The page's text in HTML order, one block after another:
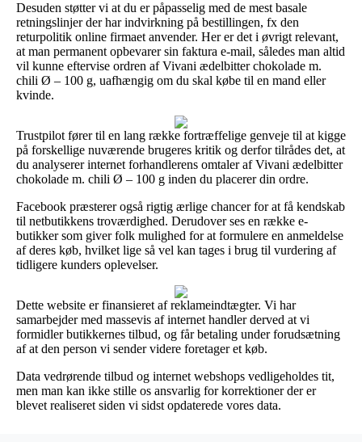
Desuden støtter vi at du er påpasselig med de mest basale
retningslinjer der har indvirkning på bestillingen, fx den
returpolitik online firmaet anvender. Her er det i øvrigt relevant,
at man permanent opbevarer sin faktura e-mail, således man altid
vil kunne eftervise ordren af Vivani ædelbitter chokolade m.
chili Ø – 100 g, uafhængig om du skal købe til en mand eller
kvinde.
Trustpilot fører til en lang række fortræffelige genveje til at kigge
på forskellige nuværende brugeres kritik og derfor tilrådes det, at
du analyserer internet forhandlerens omtaler af Vivani ædelbitter
chokolade m. chili Ø – 100 g inden du placerer din ordre.
Facebook præsterer også rigtig ærlige chancer for at få kendskab
til netbutikkens troværdighed. Derudover ses en række e-
butikker som giver folk mulighed for at formulere en anmeldelse
af deres køb, hvilket lige så vel kan tages i brug til vurdering af
tidligere kunders oplevelser.
Dette website er finansieret af reklameindtægter. Vi har
samarbejder med massevis af internet handler derved at vi
formidler butikkernes tilbud, og får betaling under forudsætning
af at den person vi sender videre foretager et køb.
Data vedrørende tilbud og internet webshops vedligeholdes tit,
men man kan ikke stille os ansvarlig for korrektioner der er
blevet realiseret siden vi sidst opdaterede vores data.